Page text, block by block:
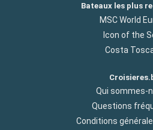
Bateaux les plus
MSC World
Icon of the
Costa
Qui sommes-
Questions
Conditions